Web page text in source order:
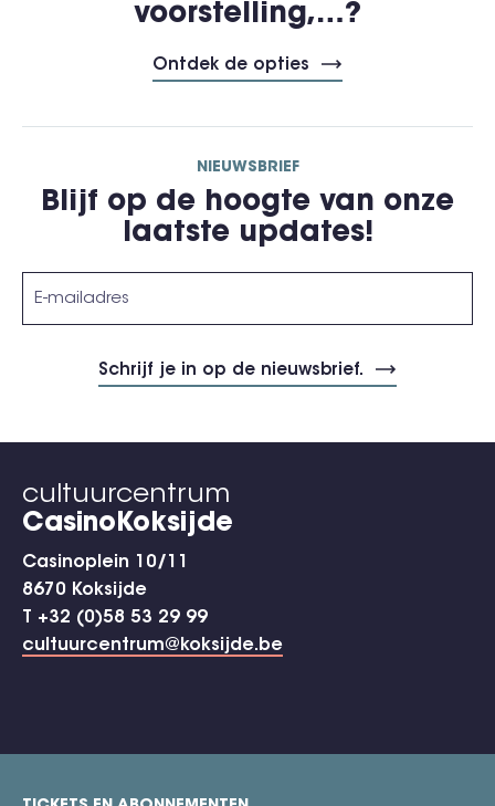
voorstelling,…?
Ontdek de opties
NIEUWSBRIEF
Blijf op de hoogte van onze
laatste updates!
cultuurcentrum
CasinoKoksijde
Casinoplein 10/11
8670 Koksijde
T +32 (0)58 53 29 99
cultuurcentrum@koksijde.be